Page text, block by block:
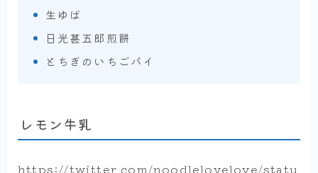
生ゆば
日光甚五郎煎餅
とちぎのいちごパイ
レモン牛乳
https://twitter.com/noodlelovelove/statu